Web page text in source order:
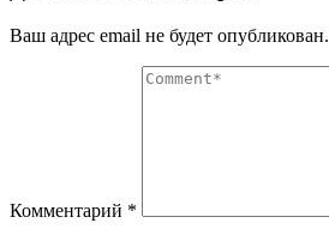
Ваш адрес email не будет опубликован.
Комментарий *